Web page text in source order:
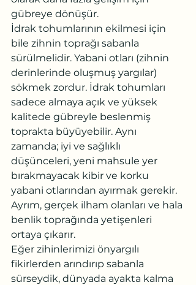
gübreye dönüşür.
İdrak tohumlarının ekilmesi için
bile zihnin toprağı sabanla
sürülmelidir. Yabani otları (zihnin
derinlerinde oluşmuş yargılar)
sökmek zordur. İdrak tohumları
sadece almaya açık ve yüksek
kalitede gübreyle beslenmiş
toprakta büyüyebilir. Aynı
zamanda; iyi ve sağlıklı
düşünceleri, yeni mahsule yer
bırakmayacak kibir ve korku
yabani otlarından ayırmak gerekir.
Ayrım, gerçek ilham olanları ve hala
benlik toprağında yetişenleri
ortaya çıkarır.
Eğer zihinlerimizi önyargılı
fikirlerden arındırıp sabanla
sürseydik, dünyada ayakta kalma